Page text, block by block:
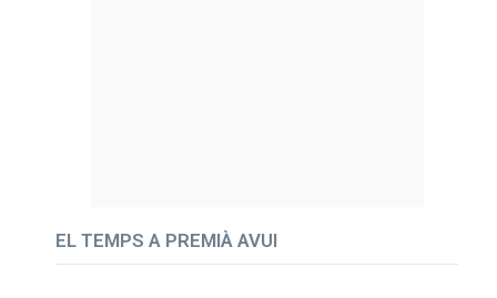
EL TEMPS A PREMIÀ AVUI